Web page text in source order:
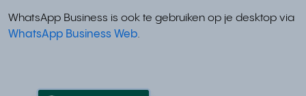
WhatsApp Business is ook te gebruiken op je desktop via
WhatsApp Business Web.